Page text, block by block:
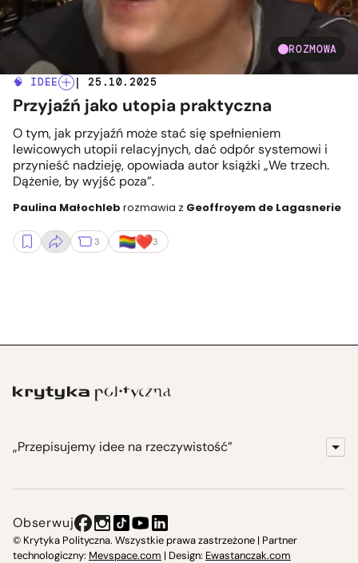
ROZMOWA
🧠 IDEE | 25.10.2025
Przyjaźń jako utopia praktyczna
O tym, jak przyjaźń może stać się spełnieniem
lewicowych utopii relacyjnych, dać odpór systemowi i
przynieść nadzieję, opowiada autor książki „We trzech.
Dążenie, by wyjść poza”.
Paulina Małochleb rozmawia z Geoffroyem de Lagasnerie
3 3
„Przepisujemy idee na rzeczywistość”
Instytut Krytyki Politycznej
Obserwuj
© Krytyka Polityczna. Wszystkie prawa zastrzeżone | Partner
technologiczny: Mevspace.com | Design: Ewastanczak.com